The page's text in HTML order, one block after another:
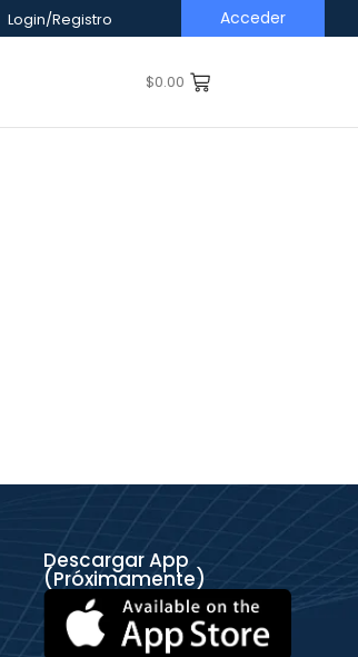
Login/Registro Acceder
$0.00
Descargar App
(Próximamente)